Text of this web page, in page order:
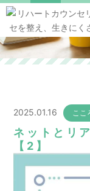
2025.01.16 ここ
ネットとリ
【2】